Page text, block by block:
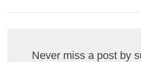
Never miss a post by